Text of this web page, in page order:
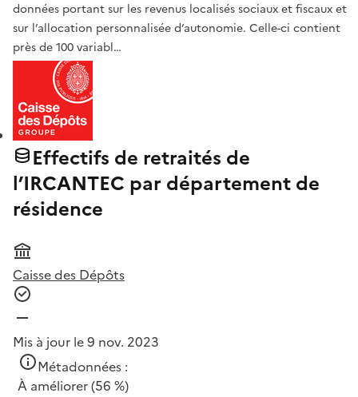
données portant sur les revenus localisés sociaux et fiscaux et
sur l’allocation personnalisée d’autonomie. Celle-ci contient
près de 100 variabl…
Effectifs de retraités de
l’IRCANTEC par département de
résidence
Caisse des Dépôts
Mis à jour le 9 nov. 2023
Métadonnées :
À améliorer(56 %)